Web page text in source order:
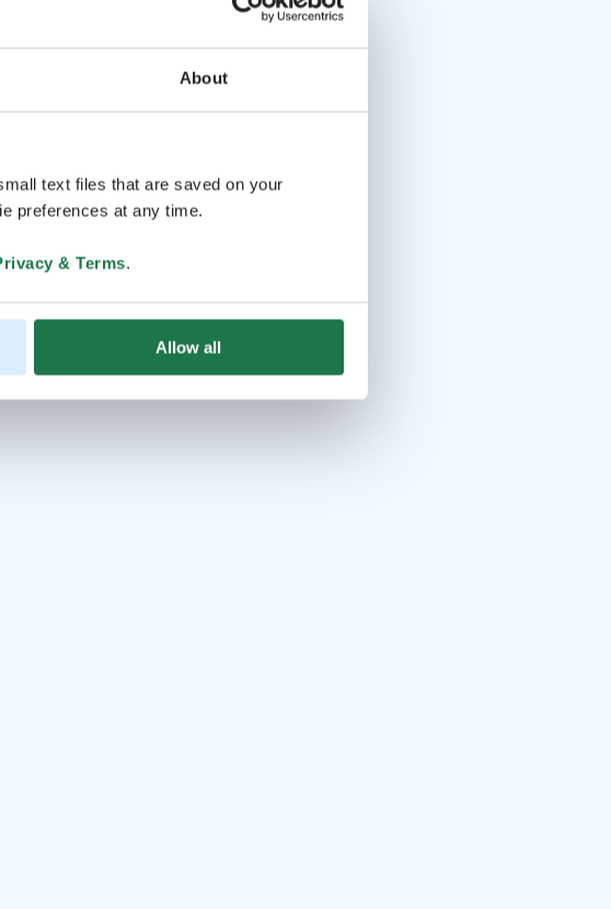
About
text files that are saved on your
preferences at any time.
& Terms.
Allow all